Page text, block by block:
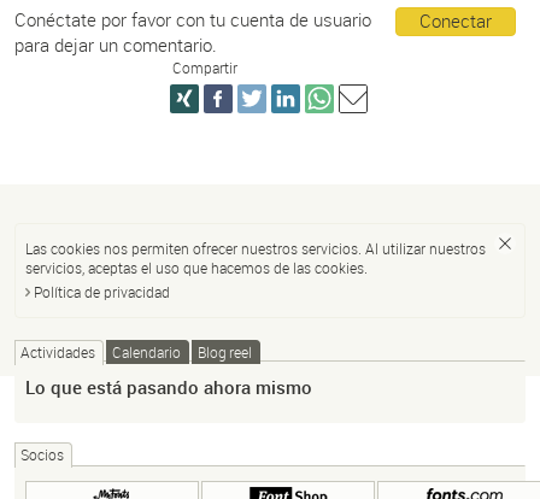
Conectar
Conéctate por favor con tu cuenta de usuario
para dejar un comentario.
Compartir
Las cookies nos permiten ofrecer nuestros servicios. Al utilizar nuestros
servicios, aceptas el uso que hacemos de las cookies.
Política de privacidad
Actividades Calendario Blog reel
Lo que está pasando ahora mismo
Socios